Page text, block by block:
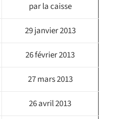
par la caisse
29 janvier 2013
26 février 2013
27 mars 2013
26 avril 2013